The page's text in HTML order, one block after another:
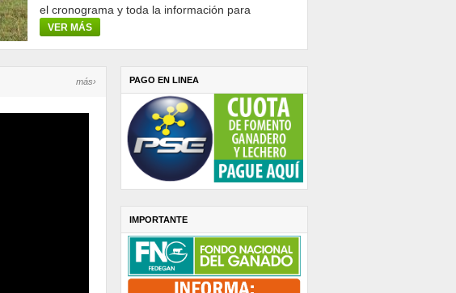
el cronograma y toda la información para
participar.
VER MÁS
más› PAGO EN LINEA
IMPORTANTE